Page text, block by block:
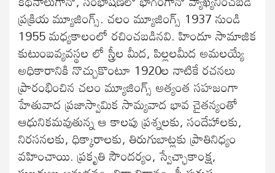
ప్రక్రియ మ్యూజింగ్స్. చలం మ్యూజింగ్స్ 1937 నుండి
1955 మధ్యకాలంలో రచించబడినవి. హిందూ సామాజిక
కుటుంబవ్యవస్థల లో స్త్రీల మీద, పిల్లలమీద అమలయ్యే
అధికారానికి నొచ్చుకొంటూ 1920ల నాటికే రచనలు
ప్రారంభించిన చలం మ్యూజింగ్స్ అత్యంత సహజంగా
హేతువాద ప్రజాస్వామిక సామ్యవాద భావ చైతన్యంతో
ఆధునికమవుతున్న ఆ కాలపు ప్రశ్నలకు, సందేహాలకు,
నిరసనలకు, ధిక్కారాలకు, తిరుగుబాట్లకు ప్రాతినిధ్యం
వహించాయి. ప్రకృతి సౌందర్యం, స్వేచ్ఛాకాంక్ష,